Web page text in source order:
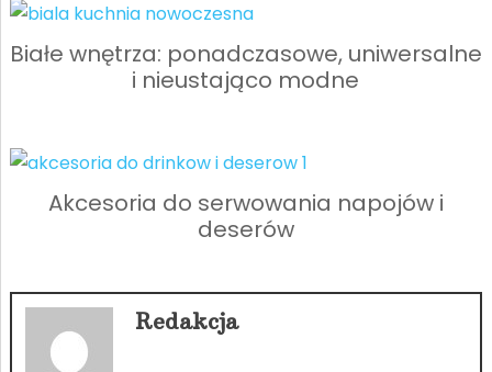
Białe wnętrza: ponadczasowe, uniwersalne
i nieustająco modne
Akcesoria do serwowania napojów i
deserów
Redakcja